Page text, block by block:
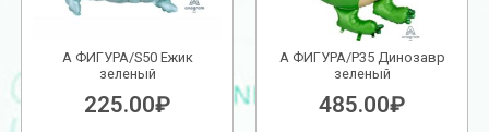
А ФИГУРА/S50 Ежик
зеленый
225.00₽
А ФИГУРА/P35 Динозавр
зеленый
485.00₽